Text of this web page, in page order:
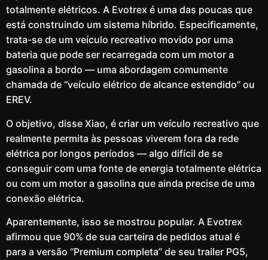
totalmente elétricos. A Evotrex é uma das poucas que
está construindo um sistema híbrido. Especificamente,
trata-se de um veículo recreativo movido por uma
bateria que pode ser recarregada com um motor a
gasolina a bordo — uma abordagem comumente
chamada de “veículo elétrico de alcance estendido” ou
EREV.
O objetivo, disse Xiao, é criar um veículo recreativo que
realmente permita às pessoas viverem fora da rede
elétrica por longos períodos — algo difícil de se
conseguir com uma fonte de energia totalmente elétrica
ou com um motor a gasolina que ainda precise de uma
conexão elétrica.
Aparentemente, isso se mostrou popular. A Evotrex
afirmou que 90% de sua carteira de pedidos atual é
para a versão “Premium completa” de seu trailer PG5,